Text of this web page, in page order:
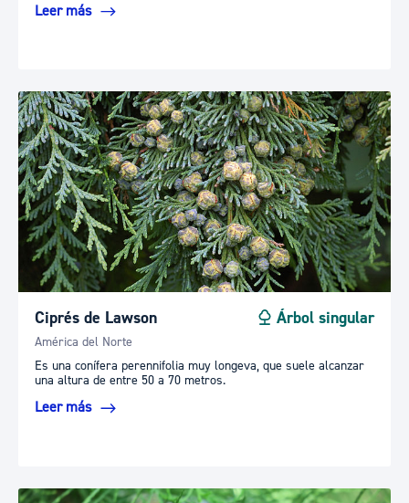
Leer más
Ciprés de Lawson Árbol singular
América del Norte
Es una conífera perennifolia muy longeva, que suele alcanzar
una altura de entre 50 a 70 metros.
Leer más